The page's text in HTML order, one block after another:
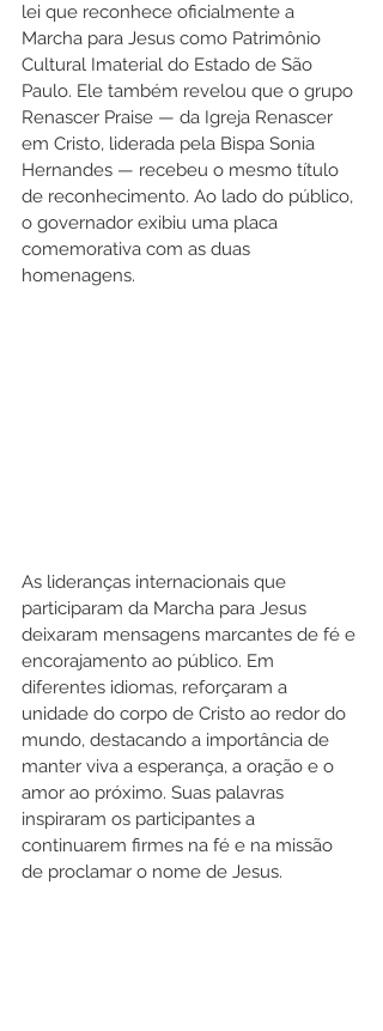
lei que reconhece oficialmente a
Marcha para Jesus como Patrimônio
Cultural Imaterial do Estado de São
Paulo. Ele também revelou que o grupo
Renascer Praise — da Igreja Renascer
em Cristo, liderada pela Bispa Sonia
Hernandes — recebeu o mesmo título
de reconhecimento. Ao lado do público,
o governador exibiu uma placa
comemorativa com as duas
homenagens.
As lideranças internacionais que
participaram da Marcha para Jesus
deixaram mensagens marcantes de fé e
encorajamento ao público. Em
diferentes idiomas, reforçaram a
unidade do corpo de Cristo ao redor do
mundo, destacando a importância de
manter viva a esperança, a oração e o
amor ao próximo. Suas palavras
inspiraram os participantes a
continuarem firmes na fé e na missão
de proclamar o nome de Jesus.